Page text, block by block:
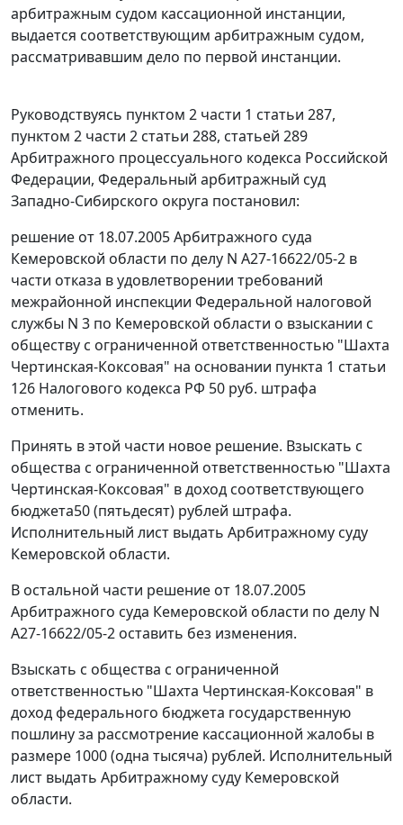
арбитражным судом кассационной инстанции,
выдается соответствующим арбитражным судом,
рассматривавшим дело по первой инстанции.
Руководствуясь пунктом 2 части 1 статьи 287,
пунктом 2 части 2 статьи 288, статьей 289
Арбитражного процессуального кодекса Российской
Федерации, Федеральный арбитражный суд
Западно-Сибирского округа постановил:
решение от 18.07.2005 Арбитражного суда
Кемеровской области по делу N А27-16622/05-2 в
части отказа в удовлетворении требований
межрайонной инспекции Федеральной налоговой
службы N 3 по Кемеровской области о взыскании с
обществу с ограниченной ответственностью "Шахта
Чертинская-Коксовая" на основании пункта 1 статьи
126 Налогового кодекса РФ 50 руб. штрафа
отменить.
Принять в этой части новое решение. Взыскать с
общества с ограниченной ответственностью "Шахта
Чертинская-Коксовая" в доход соответствующего
бюджета50 (пятьдесят) рублей штрафа.
Исполнительный лист выдать Арбитражному суду
Кемеровской области.
В остальной части решение от 18.07.2005
Арбитражного суда Кемеровской области по делу N
А27-16622/05-2 оставить без изменения.
Взыскать с общества с ограниченной
ответственностью "Шахта Чертинская-Коксовая" в
доход федерального бюджета государственную
пошлину за рассмотрение кассационной жалобы в
размере 1000 (одна тысяча) рублей. Исполнительный
лист выдать Арбитражному суду Кемеровской
области.